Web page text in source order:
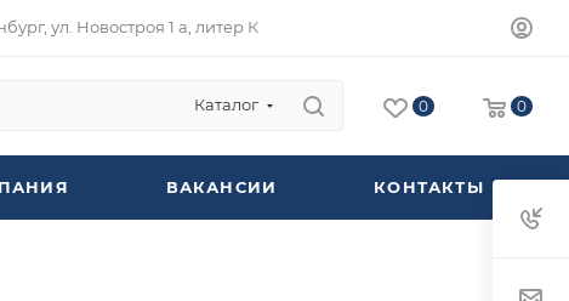
ул. Новостроя 1 а, литер К
Каталог 0 0
ВАКАНСИИ КОНТАКТЫ